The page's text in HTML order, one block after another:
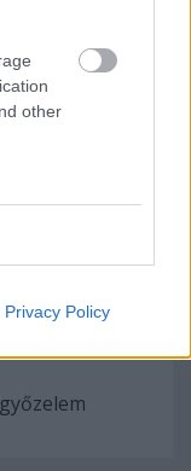
other
Privacy Policy
FTC is